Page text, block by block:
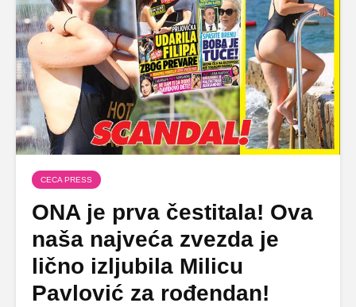
CECA PRESS
ONA je prva čestitala! Ova
naša najveća zvezda je
lično izljubila Milicu
Pavlović za rođendan!